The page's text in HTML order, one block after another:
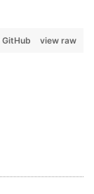
view raw
GitHub